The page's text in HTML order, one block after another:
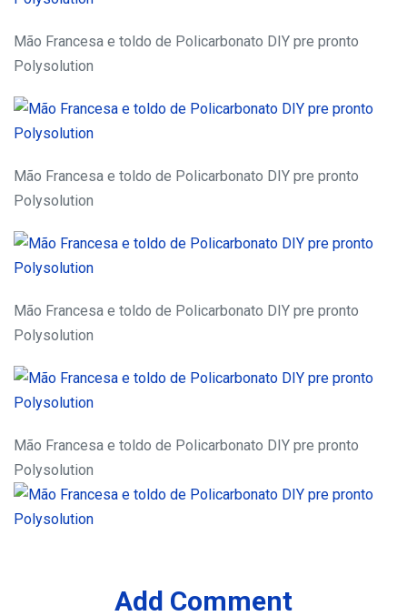
Mão Francesa e toldo de Policarbonato DIY pre pronto
Polysolution
Mão Francesa e toldo de Policarbonato DIY pre pronto
Polysolution
Mão Francesa e toldo de Policarbonato DIY pre pronto
Polysolution
Mão Francesa e toldo de Policarbonato DIY pre pronto
Polysolution
Add Comment